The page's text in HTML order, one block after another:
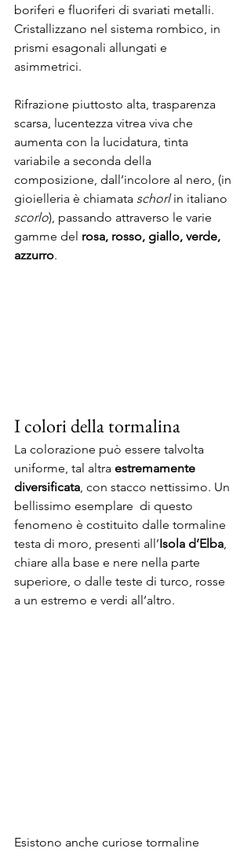
boriferi e fluoriferi di svariati metalli.
Cristallizzano nel sistema rombico, in
prismi esagonali allungati e
asimmetrici.
Rifrazione piuttosto alta, trasparenza
scarsa, lucentezza vitrea viva che
aumenta con la lucidatura, tinta
variabile a seconda della
composizione, dall’incolore al nero, (in
gioielleria è chiamata schorl in italiano
scorlo), passando attraverso le varie
gamme del rosa, rosso, giallo, verde,
azzurro.
I colori della tormalina
La colorazione può essere talvolta
uniforme, tal altra estremamente
diversificata, con stacco nettissimo. Un
bellissimo esemplare  di questo
fenomeno è costituito dalle tormaline
testa di moro, presenti all’Isola d’Elba,
chiare alla base e nere nella parte
superiore, o dalle teste di turco, rosse
a un estremo e verdi all’altro.
Esistono anche curiose tormaline